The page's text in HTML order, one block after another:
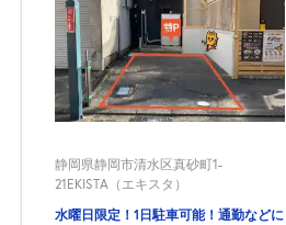
静岡県静岡市清水区真砂町1-
21EKISTA（エキスタ）
水曜日限定！1日駐車可能！通勤などに